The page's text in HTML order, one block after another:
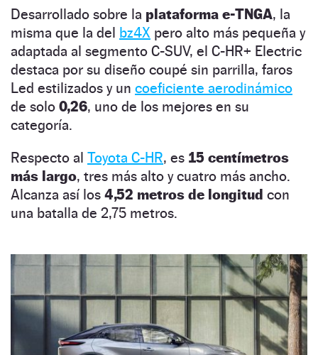
Desarrollado sobre la plataforma e-TNGA, la
misma que la del bz4X pero alto más pequeña y
adaptada al segmento C-SUV, el C-HR+ Electric
destaca por su diseño coupé sin parrilla, faros
Led estilizados y un coeficiente aerodinámico
de solo 0,26, uno de los mejores en su
categoría.
Respecto al Toyota C-HR, es 15 centímetros
más largo, tres más alto y cuatro más ancho.
Alcanza así los 4,52 metros de longitud con
una batalla de 2,75 metros.